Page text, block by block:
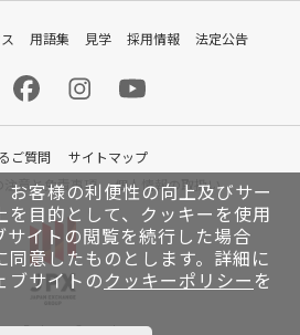
客様の利便性の向上及びサー
を目的として、クッキーを使用
サイトの閲覧を続行した場合
同意したものとします。詳細に
ブサイトのクッキーポリシー を
用語集 見学 採用情報 法定公告
ご質問
サイトマップ
意と免責事項
個人情報の取扱い
Exchange Group, Inc.